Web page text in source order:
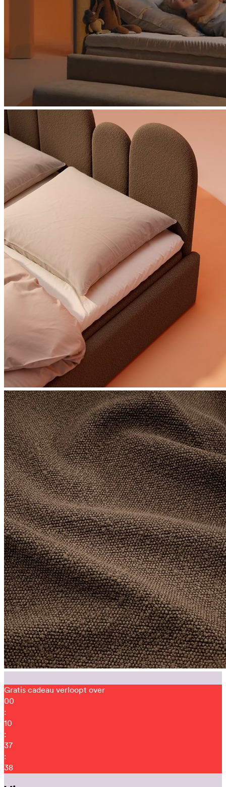
Gratis cadeau verloopt over
00
:
10
:
37
:
29